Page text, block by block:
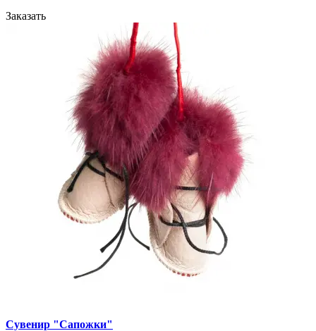
Заказать
Сувенир "Сапожки"